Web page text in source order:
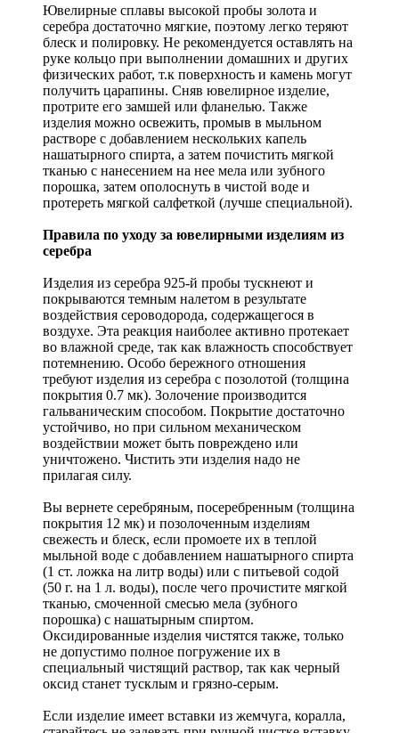
Ювелирные сплавы высокой пробы золота и
серебра достаточно мягкие, поэтому легко теряют
блеск и полировку. Не рекомендуется оставлять на
руке кольцо при выполнении домашних и других
физических работ, т.к поверхность и камень могут
получить царапины. Сняв ювелирное изделие,
протрите его замшей или фланелью. Также
изделия можно освежить, промыв в мыльном
растворе с добавлением нескольких капель
нашатырного спирта, а затем почистить мягкой
тканью с нанесением на нее мела или зубного
порошка, затем ополоснуть в чистой воде и
протереть мягкой салфеткой (лучше специальной).
Правила по уходу за ювелирными изделиям из
серебра
Изделия из серебра 925-й пробы тускнеют и
покрываются темным налетом в результате
воздействия сероводорода, содержащегося в
воздухе. Эта реакция наиболее активно протекает
во влажной среде, так как влажность способствует
потемнению. Особо бережного отношения
требуют изделия из серебра с позолотой (толщина
покрытия 0.7 мк). Золочение производится
гальваническим способом. Покрытие достаточно
устойчиво, но при сильном механическом
воздействии может быть повреждено или
уничтожено. Чистить эти изделия надо не
прилагая силу.
Вы вернете серебряным, посеребренным (толщина
покрытия 12 мк) и позолоченным изделиям
свежесть и блеск, если промоете их в теплой
мыльной воде с добавлением нашатырного спирта
(1 ст. ложка на литр воды) или с питьевой содой
(50 г. на 1 л. воды), после чего прочистите мягкой
тканью, смоченной смесью мела (зубного
порошка) с нашатырным спиртом.
Оксидированные изделия чистятся также, только
не допустимо полное погружение их в
специальный чистящий раствор, так как черный
оксид станет тусклым и грязно-серым.
Если изделие имеет вставки из жемчуга, коралла,